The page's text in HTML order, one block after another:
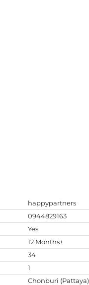
happypartners
0944829163
Yes
12 Months+
34
1
Chonburi (Pattaya)